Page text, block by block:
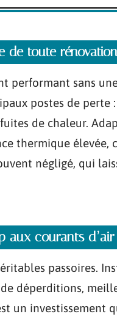
de toute rénovation
performant sans
postes de
de chaleur.
thermique
négligé, qui
aux courants d’air
passoires.
déperditions,
un investissement